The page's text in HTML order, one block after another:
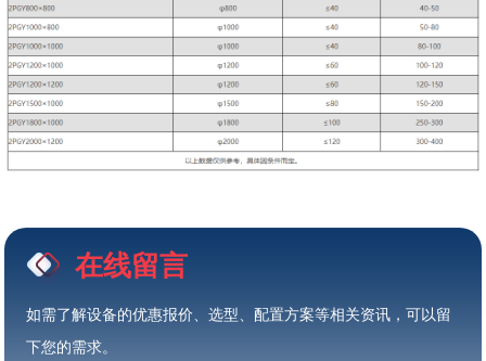
在线留言
如需了解设备的优惠报价、选型、配置方案等相关资讯，可以留
下您的需求。